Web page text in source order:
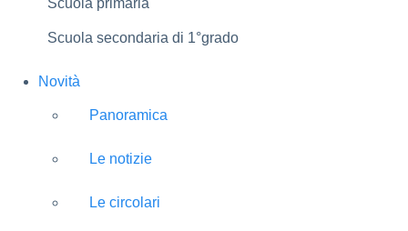
Scuola secondaria di 1°grado
Novità
Panoramica
Le notizie
Le circolari